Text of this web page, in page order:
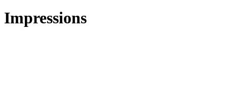
Impressions